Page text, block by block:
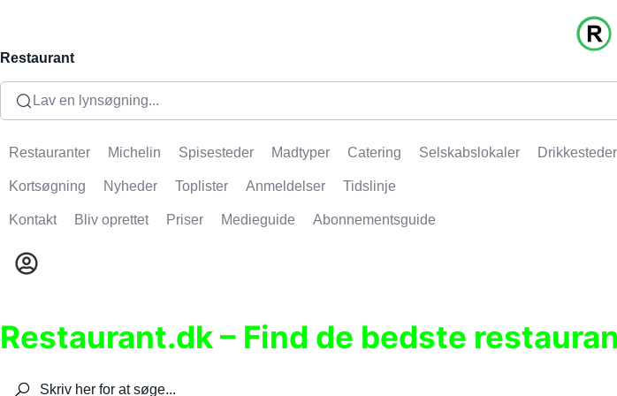
Restaurant
Lav en lynsøgning...
Restauranter Michelin Spisesteder Madtyper Catering Selskabslokaler Drikkesteder
Kortsøgning Nyheder Toplister Anmeldelser Tidslinje
Kontakt Bliv oprettet Priser Medieguide Abonnementsguide
Restaurant.dk – Find de bedste